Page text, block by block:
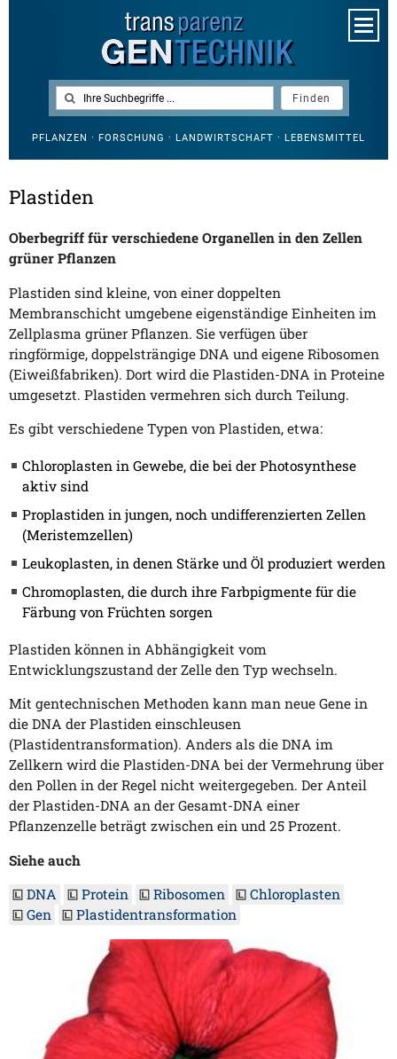
PFLANZEN · FORSCHUNG · LANDWIRTSCHAFT · LEBENSMITTEL
Plastiden
Oberbegriff für verschiedene Organellen in den Zellen
grüner Pflanzen
Plastiden sind kleine, von einer doppelten
Membranschicht umgebene eigenständige Einheiten im
Zellplasma grüner Pflanzen. Sie verfügen über
ringförmige, doppelsträngige DNA und eigene Ribosomen
(Eiweißfabriken). Dort wird die Plastiden-DNA in Proteine
umgesetzt. Plastiden vermehren sich durch Teilung.
Es gibt verschiedene Typen von Plastiden, etwa:
Chloroplasten in Gewebe, die bei der Photosynthese
aktiv sind
Proplastiden in jungen, noch undifferenzierten Zellen
(Meristemzellen)
Leukoplasten, in denen Stärke und Öl produziert werden
Chromoplasten, die durch ihre Farbpigmente für die
Färbung von Früchten sorgen
Plastiden können in Abhängigkeit vom
Entwicklungszustand der Zelle den Typ wechseln.
Mit gentechnischen Methoden kann man neue Gene in
die DNA der Plastiden einschleusen
(Plastidentransformation). Anders als die DNA im
Zellkern wird die Plastiden-DNA bei der Vermehrung über
den Pollen in der Regel nicht weitergegeben. Der Anteil
der Plastiden-DNA an der Gesamt-DNA einer
Pflanzenzelle beträgt zwischen ein und 25 Prozent.
Siehe auch
DNA
Protein Ribosomen
Chloroplasten
Gen
Plastidentransformation